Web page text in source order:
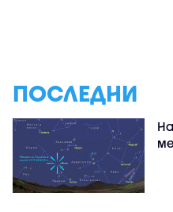
ПОСЛЕДНИ